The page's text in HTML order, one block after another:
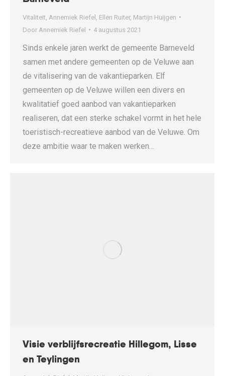
Vitaliteit Annemiek Riefel Ellen Ruiter, Martijn Huijgen
Door Annemiek Riefel 4 augustus 2021
Sinds enkele jaren werkt de gemeente Barneveld
samen met andere gemeenten op de Veluwe aan
de vitalisering van de vakantieparken. Elf
gemeenten op de Veluwe willen een divers en
kwalitatief goed aanbod van vakantieparken
realiseren, dat een sterke schakel vormt in het hele
toeristisch-recreatieve aanbod van de Veluwe. Om
deze ambitie waar te maken werken…
Visie verblijfsrecreatie Hillegom, Lisse
en Teylingen